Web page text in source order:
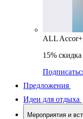
ALL
15%
Предложения
Идеи для отдыха
Мероприятия и